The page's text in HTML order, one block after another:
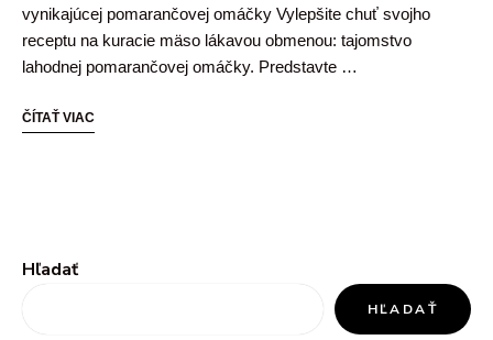
vynikajúcej pomarančovej omáčky Vylepšite chuť svojho
receptu na kuracie mäso lákavou obmenou: tajomstvo
lahodnej pomarančovej omáčky. Predstavte …
ČÍTAŤ VIAC
Hľadať
HĽADAŤ